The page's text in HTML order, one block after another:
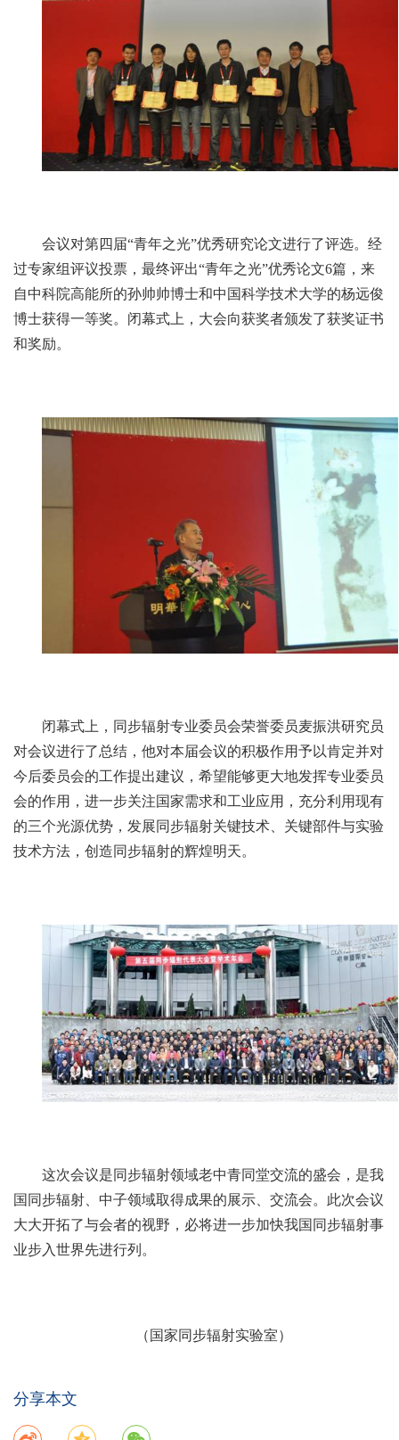
会议对第四届“青年之光”优秀研究论文进行了评选。经
过专家组评议投票，最终评出“青年之光”优秀论文6篇，来
自中科院高能所的孙帅帅博士和中国科学技术大学的杨远俊
博士获得一等奖。闭幕式上，大会向获奖者颁发了获奖证书
和奖励。
闭幕式上，同步辐射专业委员会荣誉委员麦振洪研究员
对会议进行了总结，他对本届会议的积极作用予以肯定并对
今后委员会的工作提出建议，希望能够更大地发挥专业委员
会的作用，进一步关注国家需求和工业应用，充分利用现有
的三个光源优势，发展同步辐射关键技术、关键部件与实验
技术方法，创造同步辐射的辉煌明天。
这次会议是同步辐射领域老中青同堂交流的盛会，是我
国同步辐射、中子领域取得成果的展示、交流会。此次会议
大大开拓了与会者的视野，必将进一步加快我国同步辐射事
业步入世界先进行列。
（国家同步辐射实验室）
分享本文